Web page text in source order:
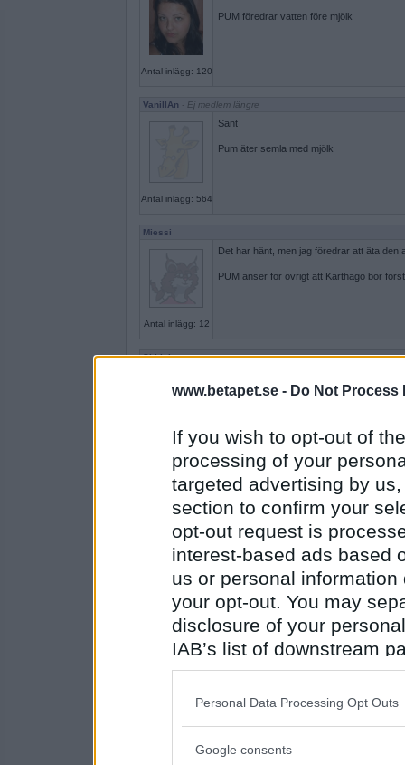
www.betapet.se - Do Not Process
If you wish to opt-out of
processing of your
targeted advertising by
section to confirm your
opt-out request is
interest-based ads based
us or personal
your opt-out. You may
disclosure of your
IAB’s list of downstream
also be disclosed by us
Downstream Participants
Please note that this
Personal Data Processing Opt Outs
Google consents
Antal inlägg: 120
PUM föredrar vatten före mjölk
VanillAn - Ej medlem längre
Antal inlägg: 564
Sant
Pum äter semla med mjölk
Miessi
Antal inlägg: 12
Det har hänt, men jag föredrar att äta den
PUM anser för övrigt att Karthago bör
Skblole
PUM har sömnproblem
Älskar sirap
Antal inlägg: 192
Sant
PUM tycker att sirap är gött.
seaburg
Antal inlägg:
Sant
PUM tänker koka egen julskinka nästa jul